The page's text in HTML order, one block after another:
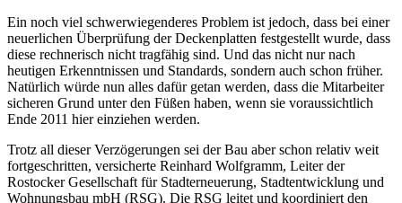
Ein noch viel schwerwiegenderes Problem ist jedoch, dass bei einer
neuerlichen Überprüfung der Deckenplatten festgestellt wurde, dass
diese rechnerisch nicht tragfähig sind. Und das nicht nur nach
heutigen Erkenntnissen und Standards, sondern auch schon früher.
Natürlich würde nun alles dafür getan werden, dass die Mitarbeiter
sicheren Grund unter den Füßen haben, wenn sie voraussichtlich
Ende 2011 hier einziehen werden.
Trotz all dieser Verzögerungen sei der Bau aber schon relativ weit
fortgeschritten, versicherte Reinhard Wolfgramm, Leiter der
Rostocker Gesellschaft für Stadterneuerung, Stadtentwicklung und
Wohnungsbau mbH (RSG). Die RSG leitet und koordiniert den